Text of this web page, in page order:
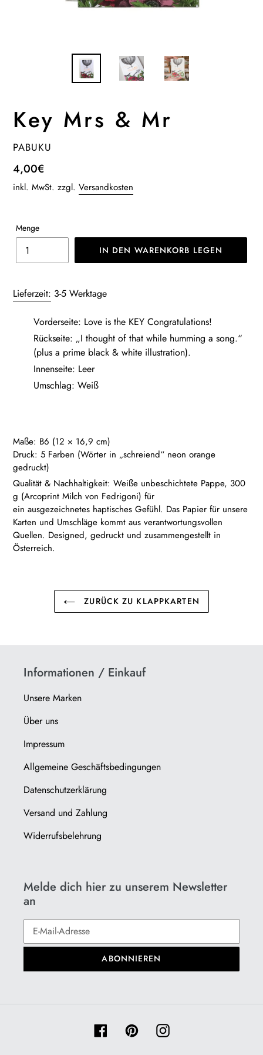
Key Mrs & Mr
VERKÄUFER
PABUKU
Normaler
Preis
4,00€
inkl. MwSt. zzgl. Versandkosten
Menge
IN DEN WARENKORB LEGEN
wird
zum
hinzugefügt
Lieferzeit: 3-5 Werktage
Vorderseite: Love is the KEY Congratulations!
Rückseite: „I thought of that while humming a song.“
(plus a prime black & white illustration).
Innenseite: Leer
Umschlag: Weiß
Maße: B6 (12 × 16,9 cm)
Druck: 5 Farben (Wörter in „schreiend“ neon orange
gedruckt)
Qualität & Nachhaltigkeit: Weiße unbeschichtete Pappe, 300
g (Arcoprint Milch von Fedrigoni) für
ein ausgezeichnetes haptisches Gefühl. Das Papier für unsere
Karten und Umschläge kommt aus verantwortungsvollen
Quellen. Designed, gedruckt und zusammengestellt in
Österreich.
ZURÜCK ZU KLAPPKARTEN
Informationen / Einkauf
Unsere Marken
Über uns
Impressum
Allgemeine Geschäftsbedingungen
Datenschutzerklärung
Versand und Zahlung
Widerrufsbelehrung
Melde dich hier zu unserem Newsletter
an
ABONNIEREN
FacebookPinterestInstagram